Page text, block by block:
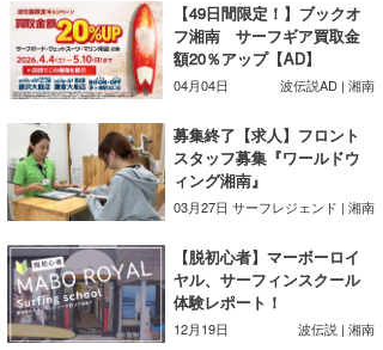
会員メニュー
今月のプレゼント
【49日間限定！】ブックオ
フ湘南 サーフギア買取金
額20％アップ【AD】
04月04日 波伝説AD | 湘南
募集終了【求人】フロント
スタッフ募集『ワールドウ
ィング湘南』
03月27日 サーフレジェンド | 湘南
【脱初心者】マーボーロイ
ヤル、サーフィンスクール
体験レポート！
12月19日 波伝説 | 湘南
ショップ情報
湘南
千葉北
伊豆
千葉南
大阪
四国
ウラナミ
お知らせ
その他
ルール＆How to
VOTE!
サーファーズ